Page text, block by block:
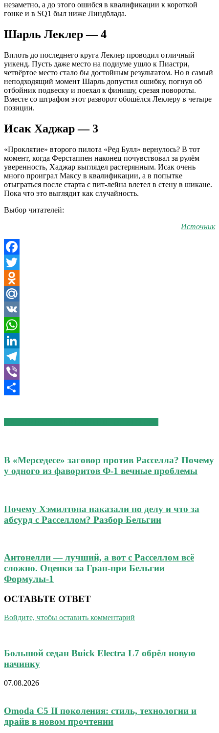
незаметно, а до этого ошибся в квалификации к короткой
гонке и в SQ1 был ниже Линдблада.
Шарль Леклер — 4
Вплоть до последнего круга Леклер проводил отличный
уикенд. Пусть даже место на подиуме ушло к Пиастри,
четвёртое место стало бы достойным результатом. Но в самый
неподходящий момент Шарль допустил ошибку, погнул об
отбойник подвеску и поехал к финишу, срезая повороты.
Вместе со штрафом этот разворот обошёлся Леклеру в четыре
позиции.
Исак Хаджар — 3
«Проклятие» второго пилота «Ред Булл» вернулось? В тот
момент, когда Ферстаппен наконец почувствовал за рулём
уверенность, Хаджар выглядел растерянным. Исак очень
много проиграл Максу в квалификации, а в попытке
отыграться после старта с пит-лейна влетел в стену в шикане.
Пока что это выглядит как случайность.
Выбор читателей:
Источник
Facebook
Twitter
Odnoklassniki
Mail.Ru
VK
WhatsApp
LinkedIn
Telegram
Viber
В «Мерседесе» заговор против Расселла? Почему
у одного из фаворитов Ф-1 вечные проблемы
Почему Хэмилтона наказали по делу и что за
абсурд с Расселлом? Разбор Бельгии
Антонелли — лучший, а вот с Расселлом всё
сложно. Оценки за Гран-при Бельгии
Формулы-1
ОСТАВЬТЕ ОТВЕТ
Войдите, чтобы оставить комментарий
Большой седан Buick Electra L7 обрёл новую
начинку
07.08.2026
Omoda C5 II поколения: стиль, технологии и
драйв в новом прочтении